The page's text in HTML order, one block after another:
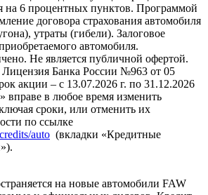
на 6 процентных пунктов. Программой
договора страхования автомобиля
утраты (гибели). Залоговое
автомобиля.
Не является публичной офертой.
Банка России №963 от 05
акции – с 13.07.2026 г. по 31.12.2026
в любое время изменить
сроки, или отменить их
по ссылке
auto (вкладки «Кредитные
на новые автомобили FAW